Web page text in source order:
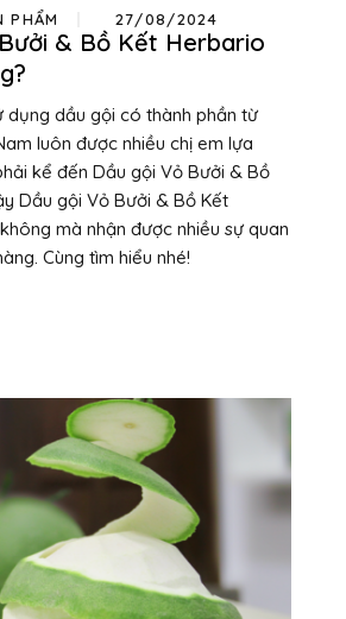
PHẨM 27/08/2024
& Bồ Kết Herbario
dụng dầu gội có thành phần từ
luôn được nhiều chị em lựa
kể đến Dầu gội Vỏ Bưởi & Bồ
Dầu gội Vỏ Bưởi & Bồ Kết
mà nhận được nhiều sự quan
Cùng tìm hiểu nhé!